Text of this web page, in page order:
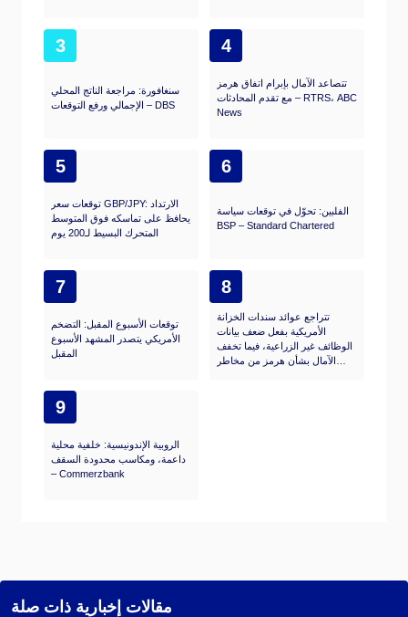
3
سنغافورة: مراجعة الناتج المحلي
الإجمالي ورفع التوقعات – DBS
4
تتصاعد الآمال بإبرام اتفاق هرمز
مع تقدم المحادثات – RTRS، ABC
News
5
توقعات سعر GBP/JPY: الارتداد
يحافظ على تماسكه فوق المتوسط
المتحرك البسيط لـ200 يوم
6
الفلبين: تحوّل في توقعات سياسة
BSP – Standard Chartered
7
توقعات الأسبوع المقبل: التضخم
الأمريكي يتصدر المشهد الأسبوع
المقبل
8
تتراجع عوائد سندات الخزانة
الأمريكية بفعل ضعف بيانات
الوظائف غير الزراعية، فيما تخفف
الآمال بشأن هرمز من مخاطر
9
الروبية الإندونيسية: خلفية محلية
داعمة، ومكاسب محدودة السقف
– Commerzbank
مقالات إخبارية ذات صلة